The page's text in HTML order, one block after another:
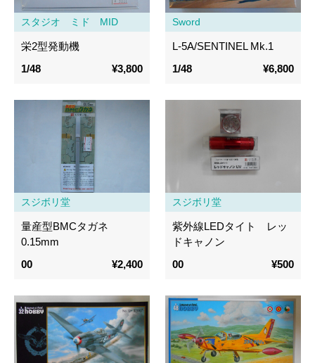
スタジオ ミド MID
栄2型発動機
1/48
¥3,800
Sword
L-5A/SENTINEL Mk.1
1/48
¥6,800
スジボリ堂
量産型BMCタガネ
0.15mm
00
¥2,400
スジボリ堂
紫外線LEDタイト レッ
ドキャノン
00
¥500